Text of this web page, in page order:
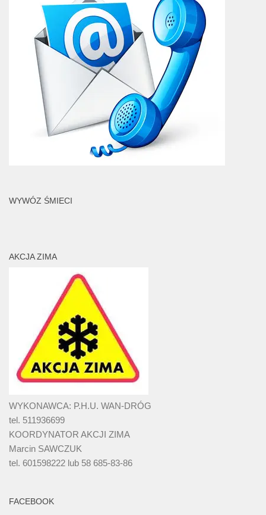
WYWÓZ ŚMIECI
AKCJA ZIMA
WYKONAWCA: P.H.U. WAN-DRÓG
tel. 511936699
KOORDYNATOR AKCJI ZIMA
Marcin SAWCZUK
tel. 601598222 lub 58 685-83-86
FACEBOOK